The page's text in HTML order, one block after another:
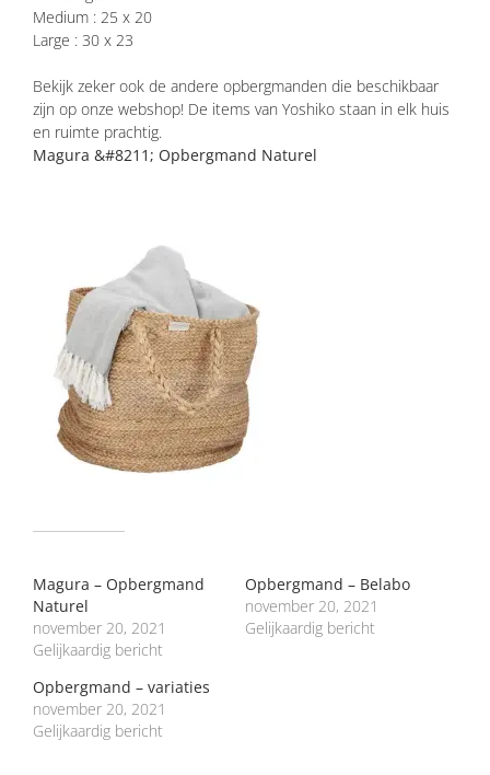
Medium : 25 x 20
Large : 30 x 23
Bekijk zeker ook de andere opbergmanden die beschikbaar
zijn op onze webshop! De items van Yoshiko staan in elk huis
en ruimte prachtig.
Magura &#8211; Opbergmand Naturel
Magura – Opbergmand
Naturel
november 20, 2021
Gelijkaardig bericht
Opbergmand – Belabo
november 20, 2021
Gelijkaardig bericht
Opbergmand – variaties
november 20, 2021
Gelijkaardig bericht